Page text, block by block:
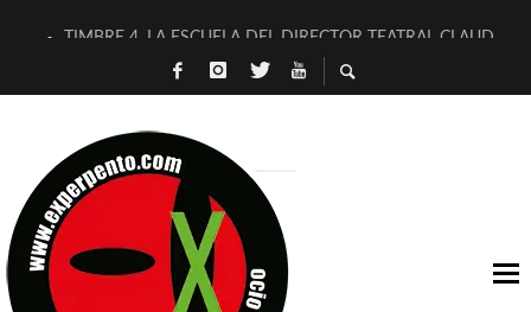
TIMBRE 4, LA ESCUELA DEL DIRECTOR TEATRAL CLAUDIO
30 AÑOS (NO ES NADA) DE LA KATARSIS DEL TOMATAZO
D’BALDOMEROS REINVENTAN [BITÁCORA 3.0] EN EXVITA
MARSHALL FLASH PRESENTA EN EXVITA [RELATIVA
JOFRE BARDAGÍ EN EXVITA INTERPRETANDO A SERRAT
YORCH PRESENTA [CURSO DE ARMONÍA PERSECUTORIA]